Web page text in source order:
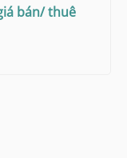
bán/ thuê